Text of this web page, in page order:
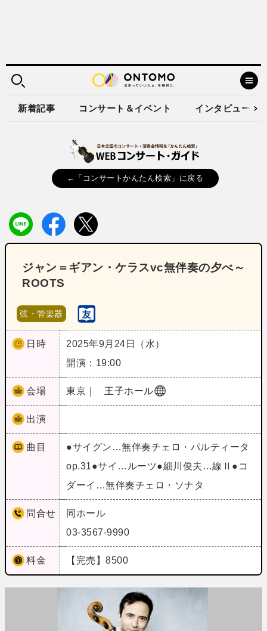
新着記事 コンサート＆イベント インタビュー
←「コンサートかんたん検索」に戻る
ジャン＝ギアン・ケラスvc無伴奏の夕べ～
ROOTS
弦・管楽器
日時
2025年9月24日（水）
開演：19:00
会場 東京｜ 王子ホール
出演
曲目
●サイグン…無伴奏チェロ・パルティータ
op.31●サイ…ルーツ●細川俊夫…線Ⅱ●コ
ダーイ…無伴奏チェロ・ソナタ
問合せ
同ホール
03-3567-9990
料金 【完売】8500